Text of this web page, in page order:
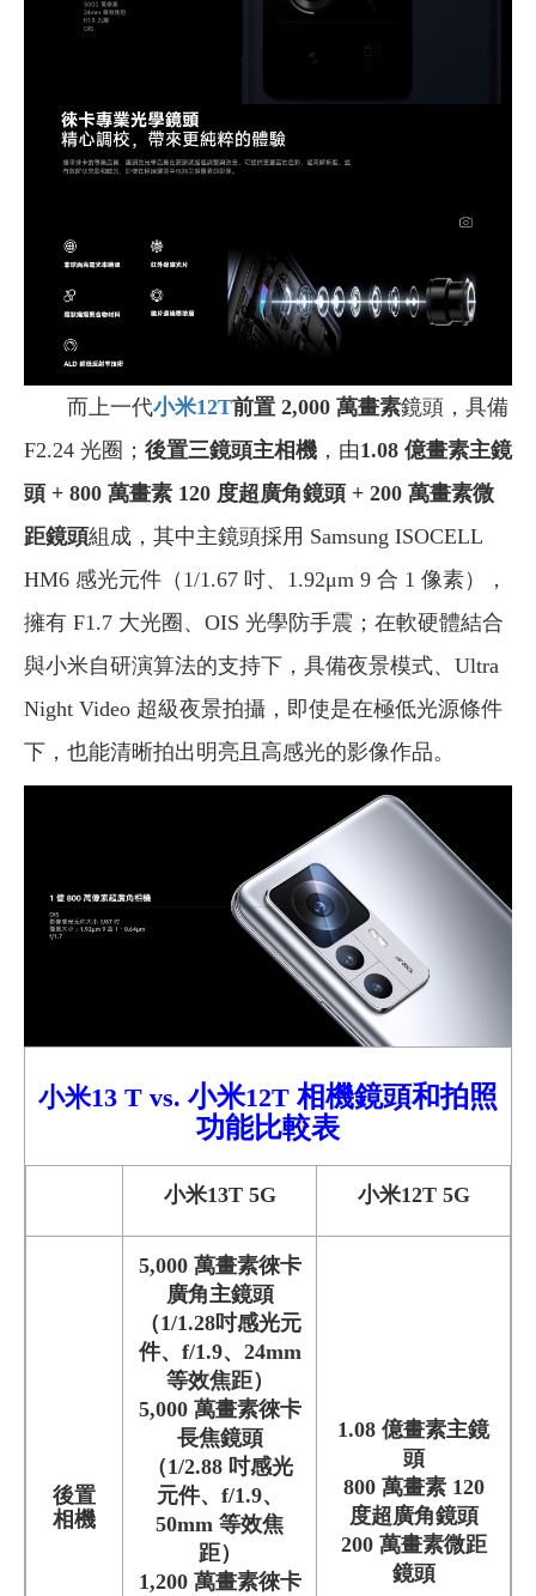
而上一代小米12T前置 2,000 萬畫素鏡頭，具備
F2.24 光圈； 後置三鏡頭主相機 ，由1.08 億畫素主鏡
頭 + 800 萬畫素 120 度超廣角鏡頭 + 200 萬畫素微
距鏡頭組成，其中主鏡頭採用 Samsung ISOCELL
HM6 感光元件（1/1.67 吋、1.92μm 9 合 1 像素），
擁有 F1.7 大光圈、OIS 光學防手震；在軟硬體結合
與小米自研演算法的支持下，具備夜景模式、Ultra
Night Video 超級夜景拍攝，即使是在極低光源條件
下，也能清晰拍出明亮且高感光的影像作品。
小米13 T vs. 小米12T 相機鏡頭和拍照
功能比較表
小米13T 5G 小米12T 5G
後置
相機
5,000 萬畫素徠卡
廣角主鏡頭
（1/1.28吋感光元
件、f/1.9、24mm
等效焦距）
5,000 萬畫素徠卡
長焦鏡頭
（1/2.88 吋感光
元件、f/1.9、
50mm 等效焦
距）
1,200 萬畫素徠卡
1.08 億畫素主鏡
頭
800 萬畫素 120
度超廣角鏡頭
200 萬畫素微距
鏡頭